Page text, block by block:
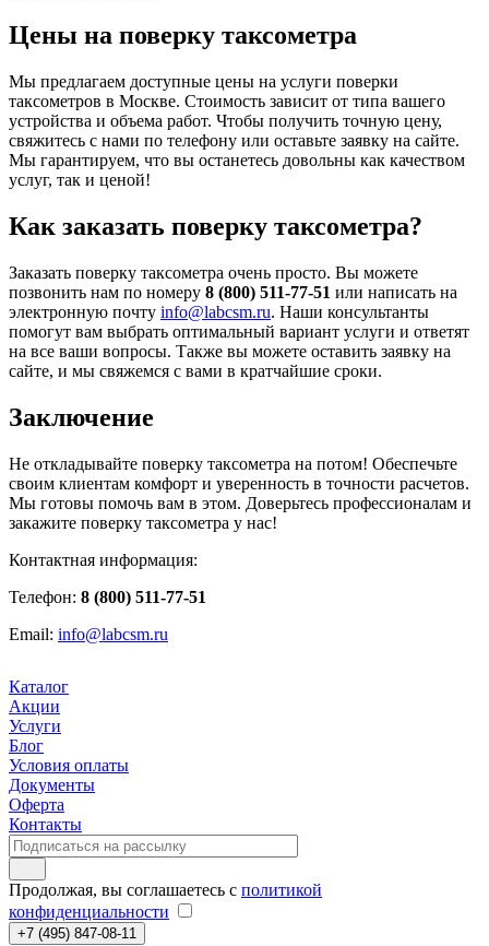
Цены на поверку таксометра
Мы предлагаем доступные цены на услуги поверки
таксометров в Москве. Стоимость зависит от типа вашего
устройства и объема работ. Чтобы получить точную цену,
свяжитесь с нами по телефону или оставьте заявку на сайте.
Мы гарантируем, что вы останетесь довольны как качеством
услуг, так и ценой!
Как заказать поверку таксометра?
Заказать поверку таксометра очень просто. Вы можете
позвонить нам по номеру 8 (800) 511-77-51 или написать на
электронную почту info@labcsm.ru. Наши консультанты
помогут вам выбрать оптимальный вариант услуги и ответят
на все ваши вопросы. Также вы можете оставить заявку на
сайте, и мы свяжемся с вами в кратчайшие сроки.
Заключение
Не откладывайте поверку таксометра на потом! Обеспечьте
своим клиентам комфорт и уверенность в точности расчетов.
Мы готовы помочь вам в этом. Доверьтесь профессионалам и
закажите поверку таксометра у нас!
Контактная информация:
Телефон: 8 (800) 511-77-51
Email: info@labcsm.ru
Каталог
Акции
Услуги
Блог
Условия оплаты
Документы
Оферта
Контакты
Продолжая, вы соглашаетесь с политикой
конфиденциальности
+7 (495) 847-08-11